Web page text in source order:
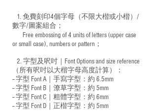
1. 免費刻印4個字母（不限大楷或小楷）/
數字/圖案組合；
Free embossing of 4 units of letters (upper case
or small case), numbers or pattern；
2. 字型及呎吋｜ Font Options and size reference
（所有呎吋以大楷字母高度計算）：
-- 字型 Font A｜手寫字型：約 6.5mm
-- 字型 Font B｜潦草字型： 約 5mm
-- 字型 Font C｜粗體字型：約 6mm
-- 字型 Font D｜正楷字型： 約 5mm